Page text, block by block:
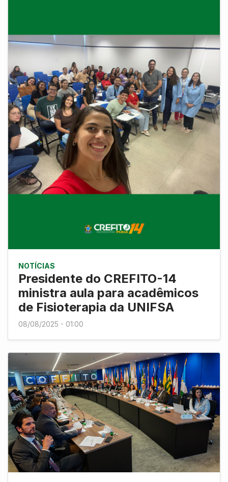
NOTÍCIAS
Presidente do CREFITO-14
ministra aula para acadêmicos
de Fisioterapia da UNIFSA
08/08/2025 - 01:00